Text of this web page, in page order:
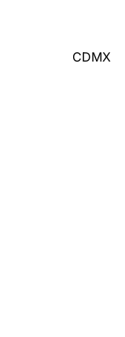
CDMX